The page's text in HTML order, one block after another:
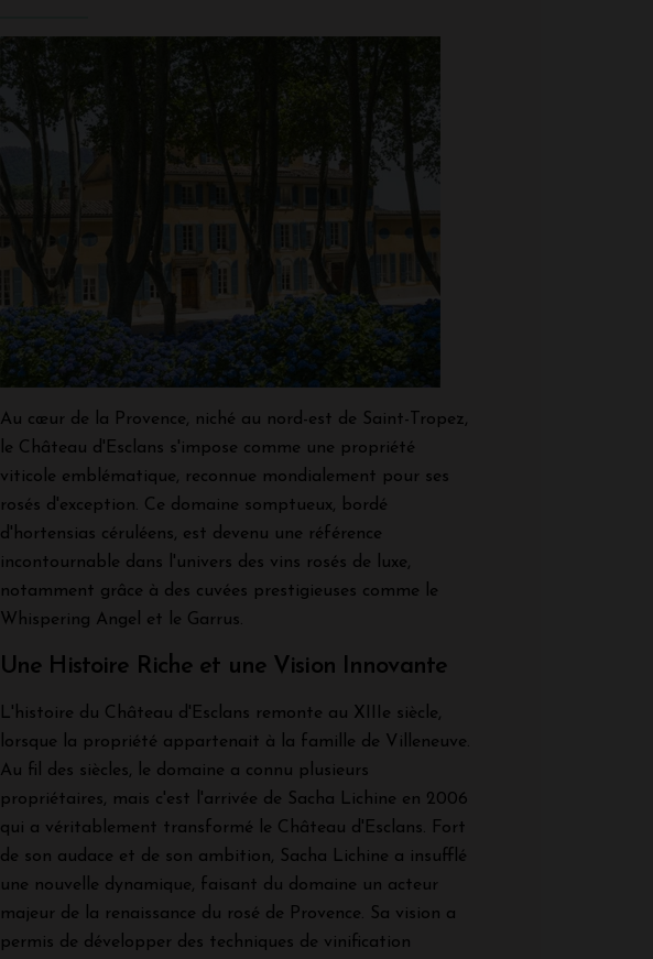
Au cœur de la Provence, niché au nord-est de Saint-Tropez,
le Château d'Esclans s'impose comme une propriété
viticole emblématique, reconnue mondialement pour ses
rosés d'exception. Ce domaine somptueux, bordé
d'hortensias céruléens, est devenu une référence
incontournable dans l'univers des vins rosés de luxe,
notamment grâce à des cuvées prestigieuses comme le
Whispering Angel et le Garrus.
Une Histoire Riche et une Vision Innovante
L'histoire du Château d'Esclans remonte au XIIIe siècle,
lorsque la propriété appartenait à la famille de Villeneuve.
Au fil des siècles, le domaine a connu plusieurs
propriétaires, mais c'est l'arrivée de Sacha Lichine en 2006
qui a véritablement transformé le Château d'Esclans. Fort
de son audace et de son ambition, Sacha Lichine a insufflé
une nouvelle dynamique, faisant du domaine un acteur
majeur de la renaissance du rosé de Provence. Sa vision a
permis de développer des techniques de vinification